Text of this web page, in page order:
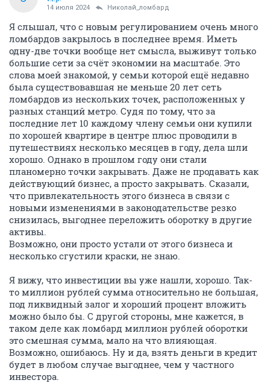
14 июля 2024 Николай_ломбард
Я слышал, что с новым регулированием очень много
ломбардов закрылось в последнее время. Иметь
одну-две точки вообще нет смысла, выживут только
большие сети за счёт экономии на масштабе. Это
слова моей знакомой, у семьи которой ещё недавно
была существовавшая не меньше 20 лет сеть
ломбардов из нескольких точек, расположенных у
разных станций метро. Судя по тому, что за
последние лет 10 каждому члену семьи они купили
по хорошей квартире в центре плюс проводили в
путешествиях несколько месяцев в году, дела шли
хорошо. Однако в прошлом году они стали
планомерно точки закрывать. Даже не продавать как
действующий бизнес, а просто закрывать. Сказали,
что привлекательность этого бизнеса в связи с
новыми изменениями в законодательстве резко
снизилась, выгоднее переложить оборотку в другие
активы.
Возможно, они просто устали от этого бизнеса и
несколько сгустили краски, не знаю.
Я вижу, что инвестиции вы уже нашли, хорошо. Так-
то миллион рублей сумма относительно не большая,
под ликвидный залог и хороший процент вложить
можно было бы. С другой стороны, мне кажется, в
таком деле как ломбард миллион рублей оборотки
это смешная сумма, мало на что влияющая.
Возможно, ошибаюсь. Ну и да, взять деньги в кредит
будет в любом случае выгоднее, чем у частного
инвестора.